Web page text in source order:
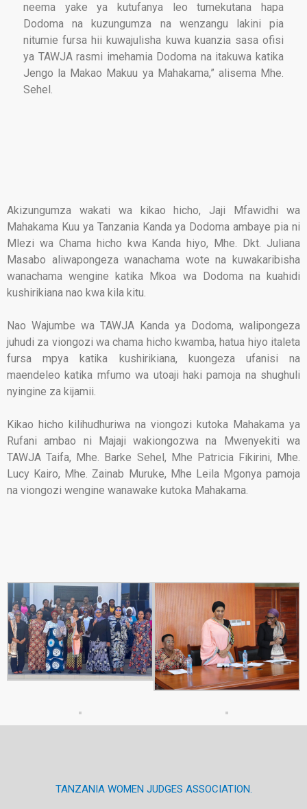
neema yake ya kutufanya leo tumekutana hapa
Dodoma na kuzungumza na wenzangu lakini pia
nitumie fursa hii kuwajulisha kuwa kuanzia sasa ofisi
ya TAWJA rasmi imehamia Dodoma na itakuwa katika
Jengo la Makao Makuu ya Mahakama,” alisema Mhe.
Sehel.
Akizungumza wakati wa kikao hicho, Jaji Mfawidhi wa
Mahakama Kuu ya Tanzania Kanda ya Dodoma ambaye pia ni
Mlezi wa Chama hicho kwa Kanda hiyo, Mhe. Dkt. Juliana
Masabo aliwapongeza wanachama wote na kuwakaribisha
wanachama wengine katika Mkoa wa Dodoma na kuahidi
kushirikiana nao kwa kila kitu.
Nao Wajumbe wa TAWJA Kanda ya Dodoma, walipongeza
juhudi za viongozi wa chama hicho kwamba, hatua hiyo italeta
fursa mpya katika kushirikiana, kuongeza ufanisi na
maendeleo katika mfumo wa utoaji haki pamoja na shughuli
nyingine za kijamii.
Kikao hicho kilihudhuriwa na viongozi kutoka Mahakama ya
Rufani ambao ni Majaji wakiongozwa na Mwenyekiti wa
TAWJA Taifa, Mhe. Barke Sehel, Mhe Patricia Fikirini, Mhe.
Lucy Kairo, Mhe. Zainab Muruke, Mhe Leila Mgonya pamoja
na viongozi wengine wanawake kutoka Mahakama.
TANZANIA WOMEN JUDGES ASSOCIATION.